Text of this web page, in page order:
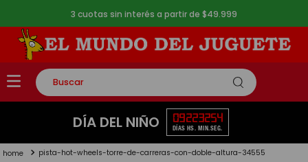
3 cuotas sin interés a partir de $49.999
Buscar
TÉRMINOS MÁS BUSCADOS
2.
lego
DÍA DEL NIÑO 09
DÍAS
22
HS.
32
MIN.
54
SEG.
pista-hot-wheels-torre-de-carreras-con-doble-altura-34555